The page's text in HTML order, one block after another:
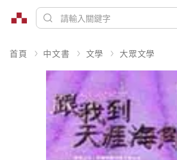
首頁 中文書 文學 大眾文學